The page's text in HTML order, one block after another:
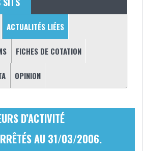
NOTATION
RAPPORTS DE GESTION
ANALYSE MARCHÉ
COMMUNIQUÉS DE
ACTUALITÉS LIÉES
FICHES DE COTATION
OPINION
D’ACTIVITÉ
AU 31/03/2006.